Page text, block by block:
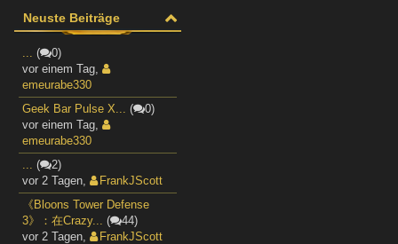
Neuste Beiträge
... (
0)
vor einem Tag,
emeurabe330
Geek Bar Pulse X... (
0)
vor einem Tag,
emeurabe330
... (
2)
vor 2 Tagen,
FrankJScott
《Bloons Tower Defense
3》：在Crazy... (
44)
vor 2 Tagen,
FrankJScott